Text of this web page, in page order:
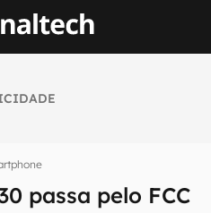
passa pelo FCC
em primeira